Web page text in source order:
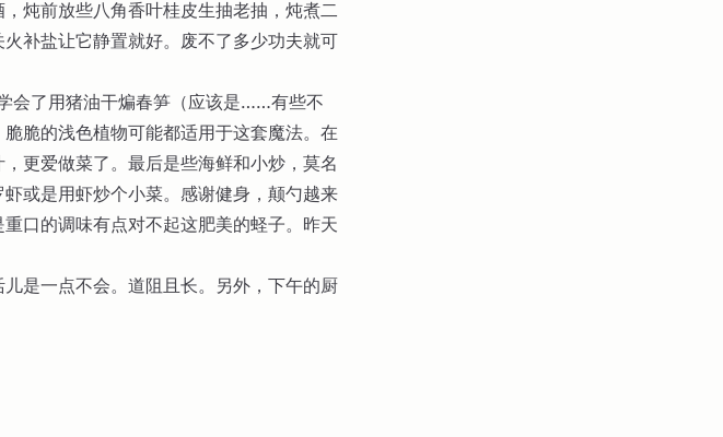
炖前放些八角香叶桂皮生抽老抽，炖煮二
补盐让它静置就好。废不了多少功夫就可
会了用猪油干煸春笋（应该是……有些不
脆的浅色植物可能都适用于这套魔法。在
更爱做菜了。最后是些海鲜和小炒，莫名
或是用虾炒个小菜。感谢健身，颠勺越来
口的调味有点对不起这肥美的蛏子。昨天
是一点不会。道阻且长。另外，下午的厨